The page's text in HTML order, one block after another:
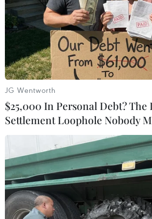
Các đại biểu thảo luận về giải pháp tăng
khoẻ tâm thần cho trẻ em. (Ảnh: PV/
"Điều cần thiết là tất cả chúng ta,
làm cha mẹ, giáo viên, nhân viên
viên y tế, chính phủ và các
nhân cùng hành động để xóa bỏ
khỏe tâm thần, cần hiểu được sự
trẻ em trai và trẻ em gái trong
và ứng phó liên quan đến sức
tích cực và kiên trì thúc đẩy các
JG Wentworth
$25,000 In Personal Debt? The
Settlement Loophole Nobody